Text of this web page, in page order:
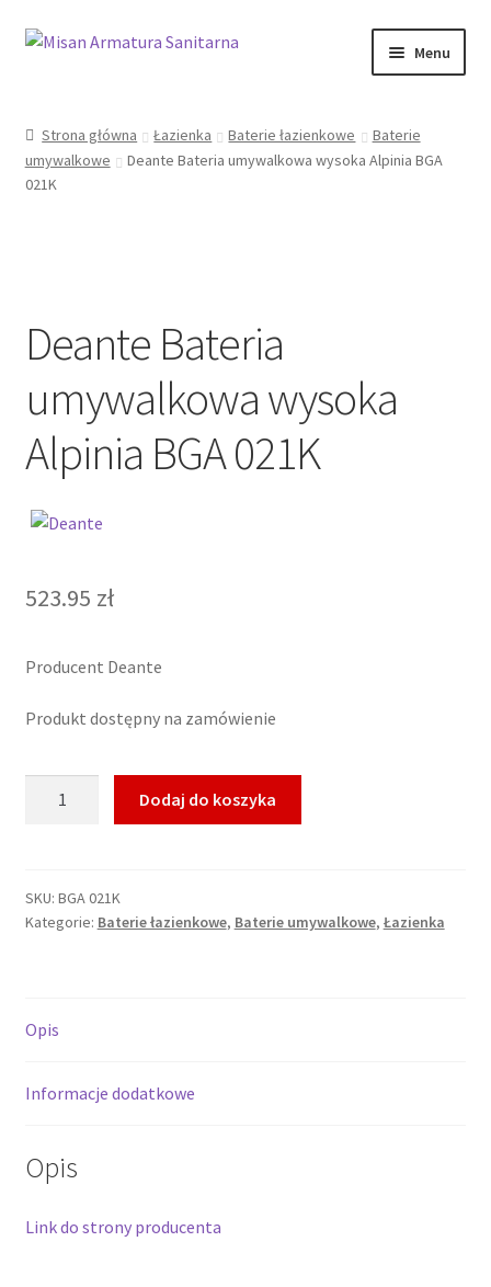
Przejdź
Przejdź
Menu
Moje konto
Strona główna Łazienka Baterie łazienkowe
Baterie
umywalkowe
Deante Bateria umywalkowa wysoka Alpinia BGA
021K
Deante Bateria
umywalkowa wysoka
Alpinia BGA 021K
523.95 zł
Producent Deante
Produkt dostępny na zamówienie
wysoka
Alpinia
Dodaj do koszyka
SKU: BGA 021K
Kategorie: Baterie łazienkowe, Baterie umywalkowe, Łazienka
Opis
Informacje dodatkowe
Opis
Link do strony producenta